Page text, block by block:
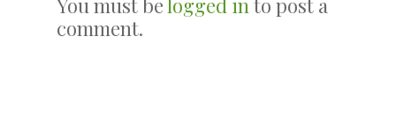
You must belogged into post a
comment.